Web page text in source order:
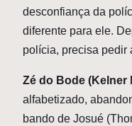
desconfiança da
diferente para ele.
polícia, precisa pedir
Zé do Bode (Kelner
alfabetizado,
bando de Josué